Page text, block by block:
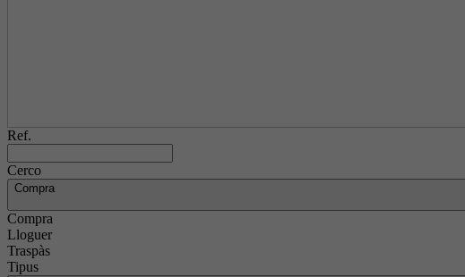
Ref.
Cerco
Compra
Compra
Lloguer
Traspàs
Tipus